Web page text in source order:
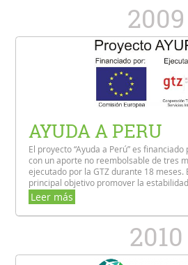
2009
AYUDA A PERU
El proyecto “Ayuda a Perú” es
con un aporte no reembolsable de tres
ejecutado por la GTZ durante 18 meses.
principal objetivo promover la
Leer más
2010